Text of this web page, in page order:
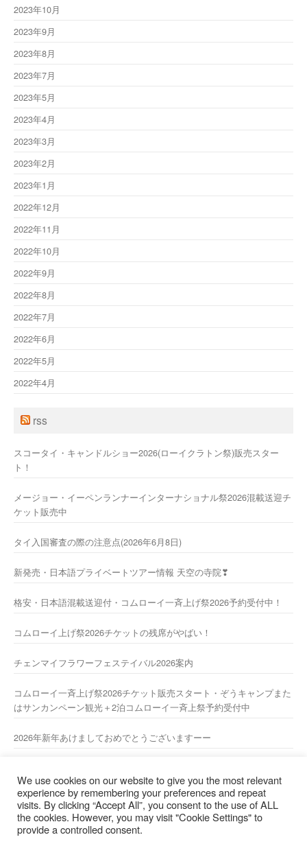
2023年10月
2023年9月
2023年8月
2023年7月
2023年5月
2023年4月
2023年3月
2023年2月
2023年1月
2022年12月
2022年11月
2022年10月
2022年9月
2022年8月
2022年7月
2022年6月
2022年5月
2022年4月
rss
スコータイ・キャンドルショー2026(ローイクラトン祭)販売スター
ト！
メージョー・イーペンランナーインターナショナル祭2026混載送迎チ
ケット販売中
タイ入国審査の際の注意点(2026年6月8日)
新発売・日本語プライベートツアー情報 天空の寺院❣
格安・日本語混載送迎付・コムローイ一斉上げ祭2026予約受付中！
コムローイ上げ祭2026チケットの残席がやばい！
チェンマイフラワーフェステイバル2026案内
コムローイ一斉上げ祭2026チケット販売スタート・ぞうキャンプまた
はサンカンペーン観光＋2泊コムローイ一斉上祭予約受付中
2026年新年あけましておめでとうございますーー
日本人スタッフ直通携帯電話 : 081-9802844【担当： 山
本 】 （日本からおかけの場合は 66-81-9802844）
We use cookies on our website to give you the most relevant
experience by remembering your preferences and repeat
visits. By clicking “Accept All”, you consent to the use of ALL
the cookies. However, you may visit "Cookie Settings" to
provide a controlled consent.